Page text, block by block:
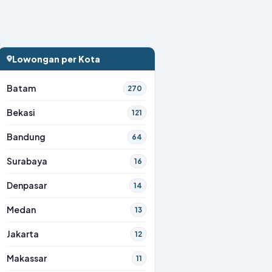
Lowongan per Kota
Batam 270
Bekasi 121
Bandung 64
Surabaya 16
Denpasar 14
Medan 13
Jakarta 12
Makassar 11